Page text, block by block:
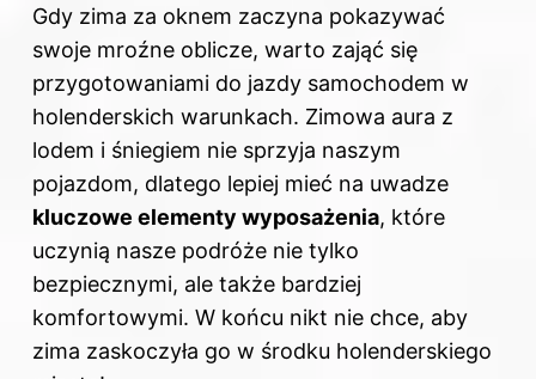
Gdy zima za oknem zaczyna pokazywać
swoje mroźne oblicze, warto zająć się
przygotowaniami do jazdy samochodem w
holenderskich warunkach. Zimowa aura z
lodem i śniegiem nie sprzyja naszym
pojazdom, dlatego lepiej mieć na uwadze
kluczowe elementy wyposażenia, które
uczynią nasze podróże nie tylko
bezpiecznymi, ale także bardziej
komfortowymi. W końcu nikt nie chce, aby
zima zaskoczyła go w środku holenderskiego